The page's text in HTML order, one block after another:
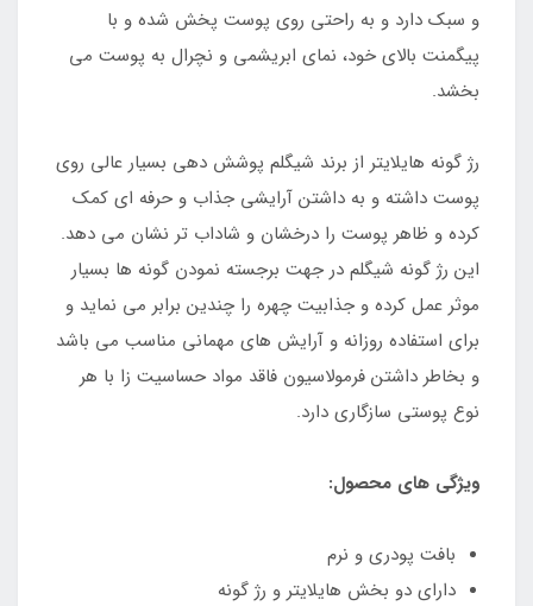
و سبک دارد و به راحتی روی پوست پخش شده و با
پیگمنت بالای خود، نمای ابریشمی و نچرال به پوست می
بخشد.
رژ گونه هایلایتر از برند شیگلم پوشش دهی بسیار عالی روی
پوست داشته و به داشتن آرایشی جذاب و حرفه ای کمک
کرده و ظاهر پوست را درخشان و شاداب تر نشان می دهد.
این رژ گونه شیگلم در جهت برجسته نمودن گونه ها بسیار
موثر عمل کرده و جذابیت چهره را چندین برابر می نماید و
برای استفاده روزانه و آرایش های مهمانی مناسب می باشد
و بخاطر داشتن فرمولاسیون فاقد مواد حساسیت زا با هر
نوع پوستی سازگاری دارد.
ویژگی های محصول:
بافت پودری و نرم
دارای دو بخش هایلایتر و رژ گونه